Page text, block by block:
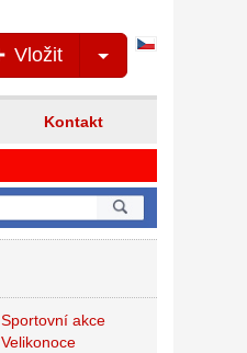
Vložit
Kontakt
Sportovní akce
Velikonoce